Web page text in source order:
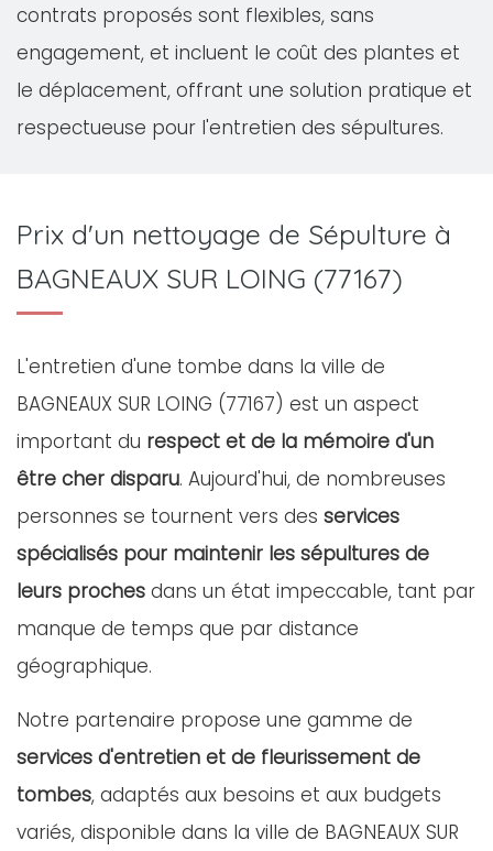
contrats proposés sont flexibles, sans
engagement, et incluent le coût des plantes et
le déplacement, offrant une solution pratique et
respectueuse pour l'entretien des sépultures.
Prix d'un nettoyage de Sépulture à
BAGNEAUX SUR LOING (77167)
L'entretien d'une tombe dans la ville de
BAGNEAUX SUR LOING (77167) est un aspect
important du respect et de la mémoire d'un
être cher disparu. Aujourd'hui, de nombreuses
personnes se tournent vers des services
spécialisés pour maintenir les sépultures de
leurs proches dans un état impeccable, tant par
manque de temps que par distance
géographique.
Notre partenaire propose une gamme de
services d'entretien et de fleurissement de
tombes, adaptés aux besoins et aux budgets
variés, disponible dans la ville de BAGNEAUX SUR